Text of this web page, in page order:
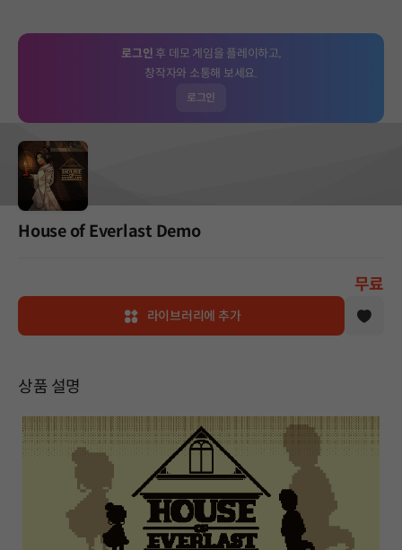
로그인 후 데모 게임을 플레이하고,
창작자와 소통해 보세요.
로그인
House of Everlast Demo
무료
라이브러리에 추가
상품 설명